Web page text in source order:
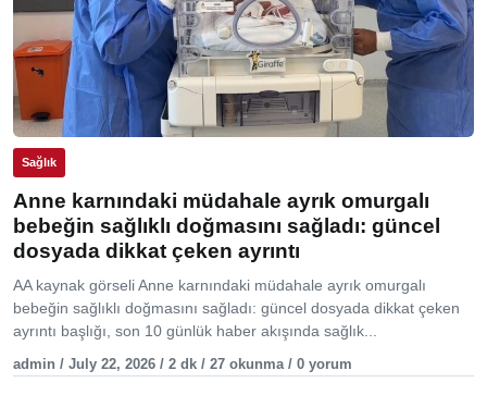
Sağlık
Anne karnındaki müdahale ayrık omurgalı
bebeğin sağlıklı doğmasını sağladı: güncel
dosyada dikkat çeken ayrıntı
AA kaynak görseli Anne karnındaki müdahale ayrık omurgalı
bebeğin sağlıklı doğmasını sağladı: güncel dosyada dikkat çeken
ayrıntı başlığı, son 10 günlük haber akışında sağlık...
admin / July 22, 2026 / 2 dk / 27 okunma / 0 yorum